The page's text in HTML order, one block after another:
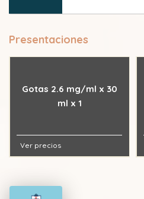
Presentaciones
Gotas 2.6 mg/ml x 30
ml x 1
Ver precios